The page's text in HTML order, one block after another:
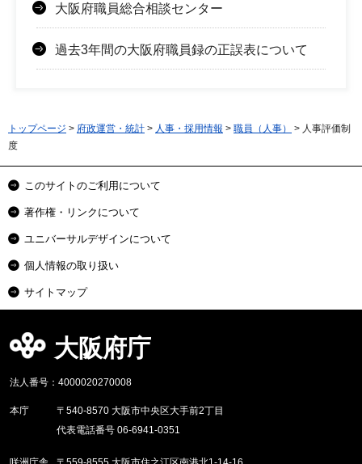
大阪府職員総合相談センター
過去3年間の大阪府職員録の正誤表について
トップページ > 府政運営・統計 > 人事・採用情報 > 職員（人事）
> 人事評価制
度
このサイトのご利用について
著作権・リンクについて
ユニバーサルデザインについて
個人情報の取り扱い
サイトマップ
大阪府庁
法人番号：4000020270008
本庁
〒540-8570 大阪市中央区大手前2丁目
代表電話番号 06-6941-0351